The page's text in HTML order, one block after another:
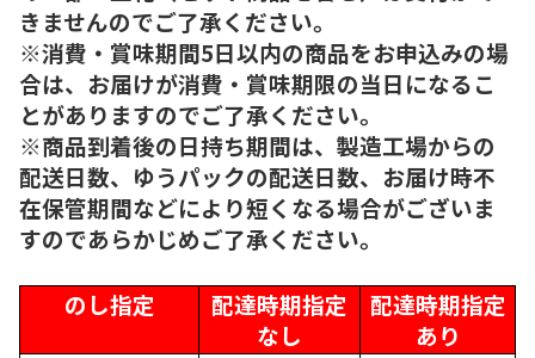
きませんのでご了承ください。
※消費・賞味期間5日以内の商品をお申込みの場
合は、お届けが消費・賞味期限の当日になるこ
とがありますのでご了承ください。
※商品到着後の日持ち期間は、製造工場からの
配送日数、ゆうパックの配送日数、お届け時不
在保管期間などにより短くなる場合がございま
すのであらかじめご了承ください。
のし指定
配達時期指定
なし
配達時期指定
あり